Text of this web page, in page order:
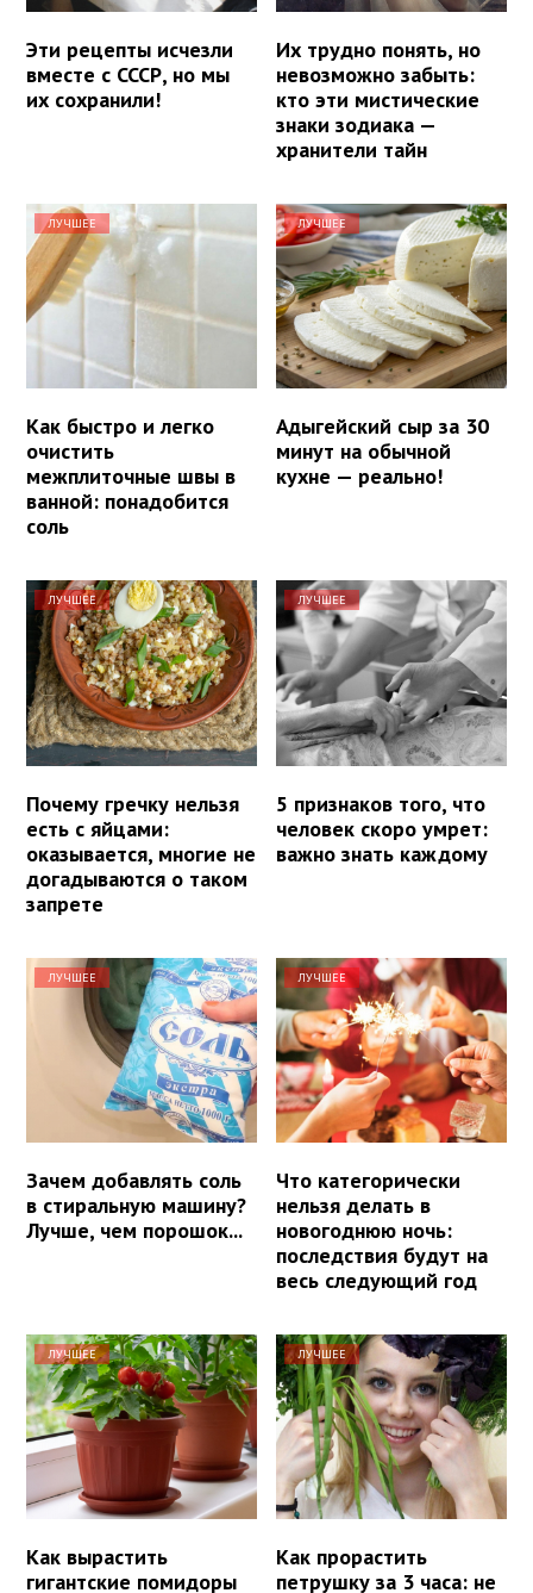
Эти рецепты исчезли
вместе с СССР, но мы
их сохранили!
Их трудно понять, но
невозможно забыть:
кто эти мистические
знаки зодиака —
хранители тайн
ЛУЧШЕЕ
Как быстро и легко
очистить
межплиточные швы в
ванной: понадобится
соль
ЛУЧШЕЕ
Адыгейский сыр за 30
минут на обычной
кухне — реально!
ЛУЧШЕЕ
Почему гречку нельзя
есть с яйцами:
оказывается, многие не
догадываются о таком
запрете
ЛУЧШЕЕ
5 признаков того, что
человек скоро умрет:
важно знать каждому
ЛУЧШЕЕ
Зачем добавлять соль
в стиральную машину?
Лучше, чем порошок...
ЛУЧШЕЕ
Что категорически
нельзя делать в
новогоднюю ночь:
последствия будут на
весь следующий год
ЛУЧШЕЕ
Как вырастить
гигантские помидоры
ЛУЧШЕЕ
Как прорастить
петрушку за 3 часа: не